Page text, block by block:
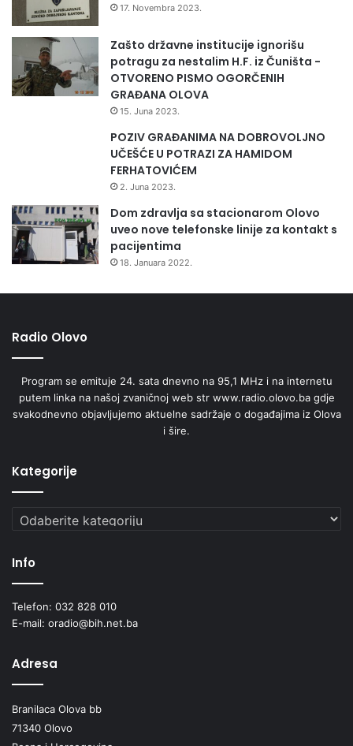
17. Novembra 2023.
Zašto državne institucije ignorišu
potragu za nestalim H.F. iz Čuništa -
OTVORENO PISMO OGORČENIH
GRAĐANA OLOVA
15. Juna 2023.
POZIV GRAĐANIMA NA DOBROVOLJNO
UČEŠĆE U POTRAZI ZA HAMIDOM
FERHATOVIĆEM
2. Juna 2023.
Dom zdravlja sa stacionarom Olovo
uveo nove telefonske linije za kontakt s
pacijentima
18. Januara 2022.
Radio Olovo
Program se emituje 24. sata dnevno na 95,1 MHz i na internetu
putem linka na našoj zvaničnoj web str www.radio.olovo.ba gdje
svakodnevno objavljujemo aktuelne sadržaje o događajima iz Olova
i šire.
Kategorije
Kategorije
Info
Telefon: 032 828 010
E-mail: oradio@bih.net.ba
Adresa
Branilaca Olova bb
71340 Olovo